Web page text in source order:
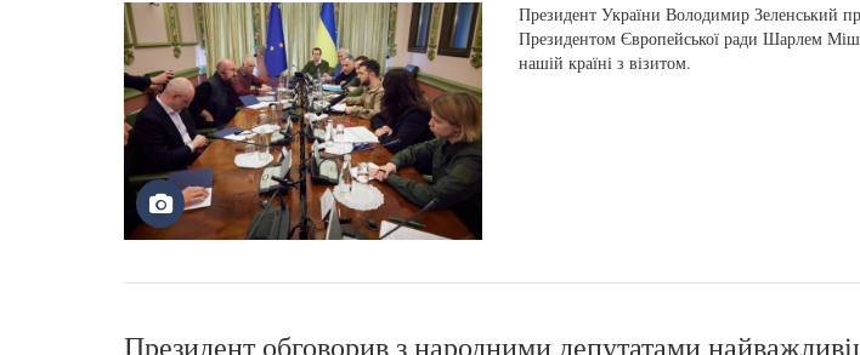
Президент України Володимир Зеленський
Президентом Європейської ради Шарлем
нашій країні з візитом.
Президент обговорив з народними депутатами